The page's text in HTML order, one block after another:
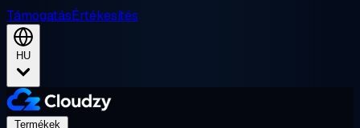
TámogatásÉrtékesítés
HU